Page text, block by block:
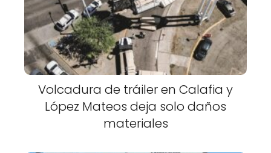
Volcadura de tráiler en Calafia y
López Mateos deja solo daños
materiales